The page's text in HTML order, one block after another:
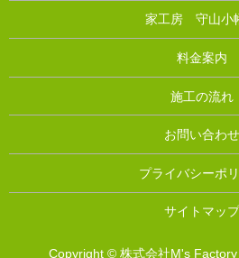
家工房 守山小
料金案内
施工の流れ
お問い合わせ
プライバシーポ
サイトマップ
Copyright © 株式会社M's